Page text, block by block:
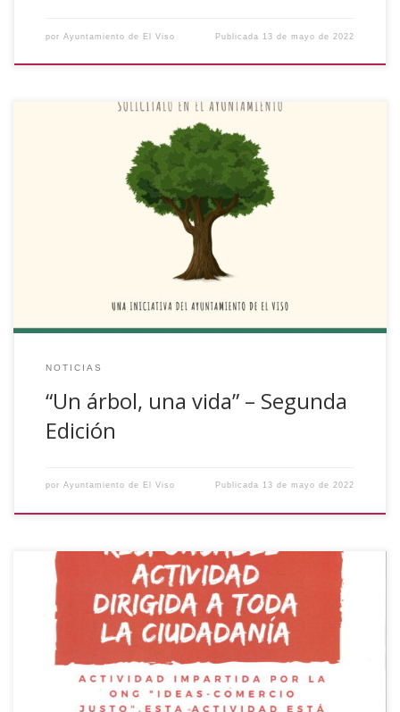
por Ayuntamiento de El Viso Publicada 13 de mayo de 2022
El Ayuntamiento de El Viso ha puesto en marcha la
Segunda Edición de la Iniciativa “Un árbol, una vida”, una
iniciativa que tiene como objetivo celebrar cada nacimiento
que se celebre en el municipio plantando un árbol en el
entorno viseño, y que cuenta con la colaboración de la
NOTICIAS
“Un árbol, una vida” – Segunda
Edición
por Ayuntamiento de El Viso Publicada 13 de mayo de 2022
El próximo día 17 de mayo de 2022, se celebrará en La
Casa de la Cultura a las 17:00 horas, una actividad incluida
en la convocatoria de subvenciones de Banco de Recursos
2021 de la Excma. Diputación Provincial de Córdoba. La
actividad consistirá en una charla/café en la que se […]